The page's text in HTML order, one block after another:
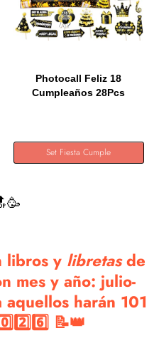
Photocall Feliz 18
Cumpleaños 28Pcs
Set Fiesta Cumple
libros y libretasde
mes y año: julio-
harán 101
📝👑